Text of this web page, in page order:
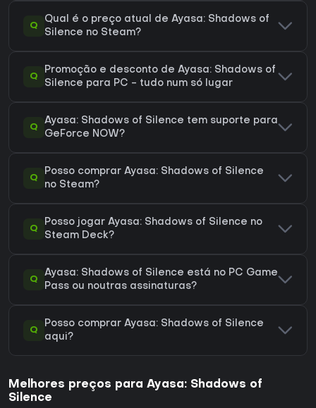
Q
Qual é o preço atual de Ayasa: Shadows of
Silence no Steam?
Q
Promoção e desconto de Ayasa: Shadows of
Silence para PC - tudo num só lugar
Q
Ayasa: Shadows of Silence tem suporte para
GeForce NOW?
Q
Posso comprar Ayasa: Shadows of Silence
no Steam?
Q
Posso jogar Ayasa: Shadows of Silence no
Steam Deck?
Q
Ayasa: Shadows of Silence está no PC Game
Pass ou noutras assinaturas?
Q
Posso comprar Ayasa: Shadows of Silence
aqui?
Melhores preços para Ayasa: Shadows of
Silence